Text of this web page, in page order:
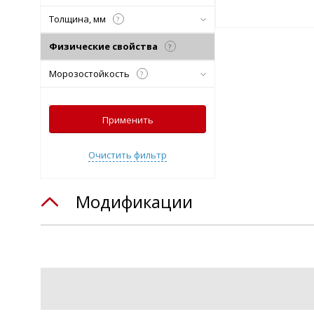
Подобрать комплект
Толщина, мм ?
Физические свойства ?
Морозостойкость ?
Применить
Очистить фильтр
Модификации